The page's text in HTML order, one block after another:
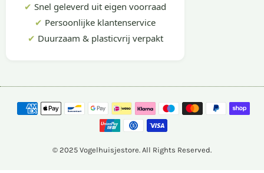
✔ Snel geleverd uit eigen voorraad
✔ Persoonlijke klantenservice
✔ Duurzaam & plasticvrij verpakt
© 2025 Vogelhuisjestore. All Rights Reserved.